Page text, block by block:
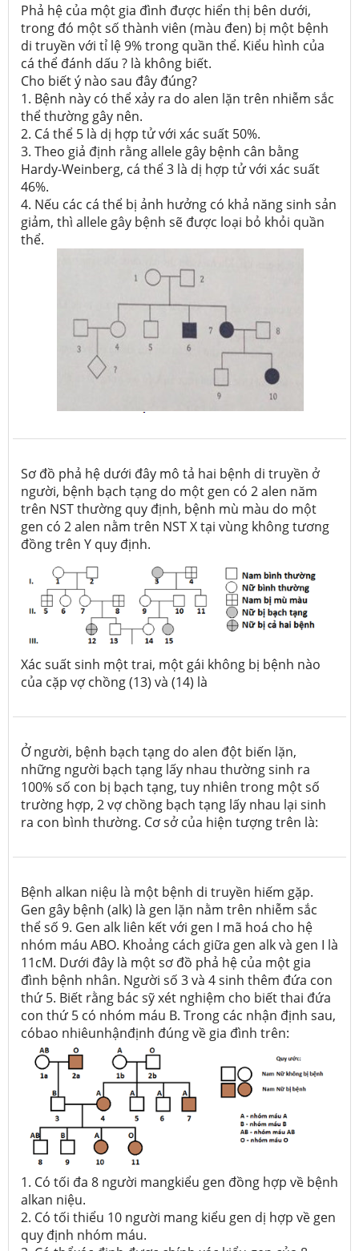
Phả hệ của một gia đình được hiển thị bên dưới,
trong đó một số thành viên (màu đen) bị một bệnh
di truyền với tỉ lệ 9% trong quần thể. Kiểu hình của
cá thể đánh dấu ? là không biết.
Cho biết ý nào sau đây đúng?
1. Bệnh này có thể xảy ra do alen lặn trên nhiễm sắc
thể thường gây nên.
2. Cá thể 5 là dị hợp tử với xác suất 50%.
3. Theo giả định rằng allele gây bệnh cân bằng
Hardy-Weinberg, cá thể 3 là dị hợp tử với xác suất
46%.
4. Nếu các cá thể bị ảnh hưởng có khả năng sinh sản
giảm, thì allele gây bệnh sẽ được loại bỏ khỏi quần
thể.
Sơ đồ phả hệ dưới đây mô tả hai bệnh di truyền ở
người, bệnh bạch tạng do một gen có 2 alen năm
trên NST thường quy định, bệnh mù màu do một
gen có 2 alen nằm trên NST X tại vùng không tương
đồng trên Y quy định.
Xác suất sinh một trai, một gái không bị bệnh nào
của cặp vợ chồng (13) và (14) là
Ở người, bệnh bạch tạng do alen đột biến lặn,
những người bạch tạng lấy nhau thường sinh ra
100% số con bị bạch tạng, tuy nhiên trong một số
trường hợp, 2 vợ chồng bạch tạng lấy nhau lại sinh
ra con bình thường. Cơ sở của hiện tượng trên là:
Bệnh alkan niệu là một bệnh di truyền hiếm gặp.
Gen gây bệnh (alk) là gen lặn nằm trên nhiễm sắc
thể số 9. Gen alk liên kết với gen I mã hoá cho hệ
nhóm máu ABO. Khoảng cách giữa gen alk và gen I là
11cM. Dưới đây là một sơ đồ phả hệ của một gia
đình bệnh nhân. Người số 3 và 4 sinh thêm đứa con
thứ 5. Biết rằng bác sỹ xét nghiệm cho biết thai đứa
con thứ 5 có nhóm máu B. Trong các nhận định sau,
cóbao nhiêunhậnđịnh đúng về gia đình trên:
1. Có tối đa 8 người mangkiểu gen đồng hợp về bệnh
alkan niệu.
2. Có tối thiểu 10 người mang kiểu gen dị hợp về gen
quy định nhóm máu.